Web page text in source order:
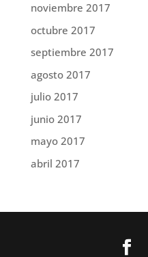
noviembre 2017
octubre 2017
septiembre 2017
agosto 2017
julio 2017
junio 2017
mayo 2017
abril 2017